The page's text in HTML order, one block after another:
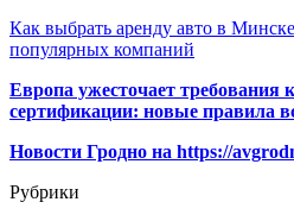
Как выбрать аренду авто в
популярных компаний
Европа ужесточает требования
сертификации: новые правила
Новости Гродно на https://
Рубрики